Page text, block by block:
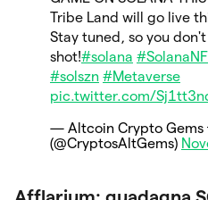
Tribe Land will go live
Stay tuned, so you
shot!#solana
#solszn #Metaverse
pic.twitter.com/
— Altcoin Crypto Gems
(@CryptosAltGems)